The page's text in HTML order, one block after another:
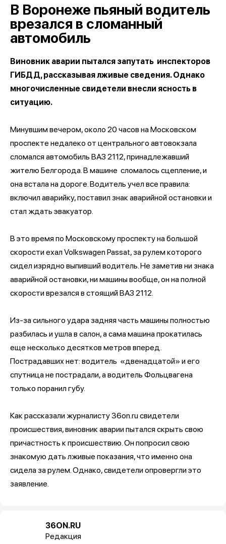
В Воронеже пьяный водитель
врезался в сломанный
автомобиль
Виновник аварии пытался запутать инспекторов
ГИБДД, рассказывая лживые сведения. Однако
многочисленные свидетели внесли ясность в
ситуацию.
Минувшим вечером, около 20 часов на Московском
проспекте недалеко от центрального автовокзала
сломался автомобиль ВАЗ 2112, принадлежавший
жителю Белгорода. В машине сломалось сцепление, и
она встала на дороге. Водитель учел все правила:
включил аварийку, поставил знак аварийной остановки и
стал ждать эвакуатор.
В это время по Московскому проспекту на большой
скорости ехал Volkswagen Passat, за рулем которого
сидел изрядно выпивший водитель. Не заметив ни знака
аварийной остановки, ни машины вообще, он на полной
скорости врезался в стоящий ВАЗ 2112.
Из-за сильного удара задняя часть машины полностью
разбилась и ушла в салон, а сама машина прокатилась
еще несколько десятков метров вперед.
Пострадавших нет: водитель «двенадцатой» и его
спутница не пострадали, а водитель Фольцвагена
только поранил губу.
Как рассказали журналисту 36on.ru свидетели
происшествия, виновник аварии пытался скрыть свою
причастность к происшествию. Он попросил свою
знакомую дать лживые показания, что именно она
сидела за рулем. Однако, свидетели опровергли это
заявление.
36ON.RU
Редакция